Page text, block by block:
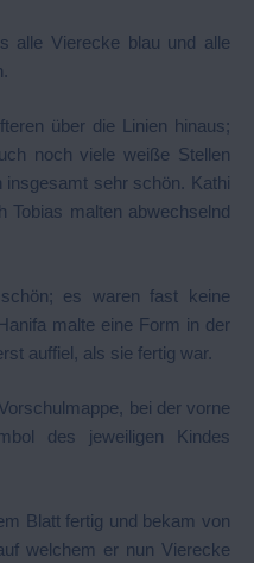
alle Vierecke blau und alle
über die Linien hinaus;
noch viele weiße Stellen
insgesamt sehr schön. Kathi
Tobias malten abwechselnd
es waren fast keine
malte eine Form in der
auffiel, als sie fertig war.
bei der vorne
des jeweiligen Kindes
Blatt fertig und bekam von
welchem er nun Vierecke